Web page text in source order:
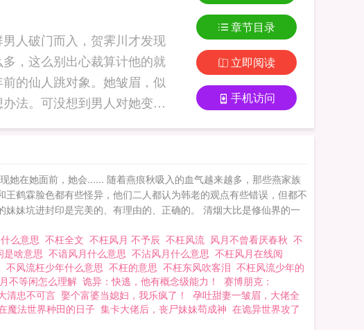
人破门而入，贺霁川才发现
，这么别出心裁算计他的就
的仙人跳对象。她皱眉，似
法。可没想到男人对她变本
章节目录
立即阅读
手机访问
她在她面前，她会...... 随着燕痕秋吸入的血气越来越多，那些燕家族
鹤霖脸色都有些怪异，他们二人都认为韩老的观点有些错误，但都不
妹坑进封印是完美的、有理由的、正确的。 清烟大比是修仙界的一
么意思 不枉全文 不枉风月 不予辰 不枉风流 风月不曾看厌春秋 不
是啥意思 不谙风月什么意思 不沾风月什么意思 不枉风月在线阅
不风流枉少年什么意思 不枉的意思 不枉东风吹客泪 不枉风流少年的
不等闲怎么理解 诡异：快逃，他有概念级能力！
赛博朋克：
清忠不可言 娶个富婆当媳妇，我乐疯了！
孕吐甜妻一皱眉，大佬全
魔法世界种田的日子 集卡大佬后，丧尸妹妹苟成神 在诡异世界攻了